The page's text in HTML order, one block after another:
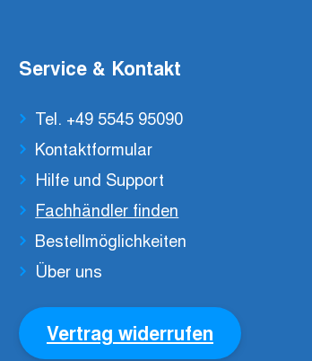
Service & Kontakt
Tel. +49 5545 95090
Kontaktformular
Hilfe und Support
Fachhändler finden
Bestellmöglichkeiten
Über uns
Vertrag widerrufen